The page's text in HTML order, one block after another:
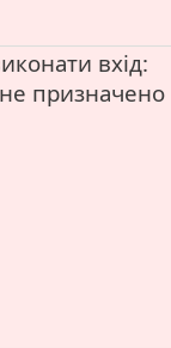
вхід:
призначено